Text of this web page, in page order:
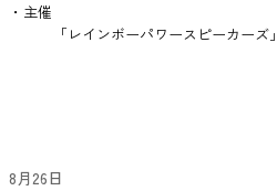
・主催
「レインボーパワースピーカー
8月26日